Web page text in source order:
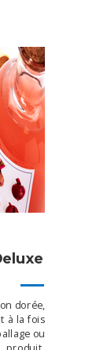
dorée,
à la fois
ou